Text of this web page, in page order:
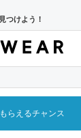
つけよう！
らえるチャンス